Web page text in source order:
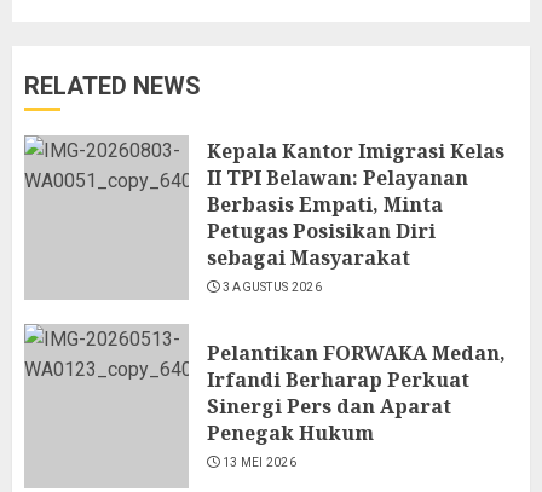
RELATED NEWS
Kepala Kantor Imigrasi Kelas
II TPI Belawan: Pelayanan
Berbasis Empati, Minta
Petugas Posisikan Diri
sebagai Masyarakat
3 AGUSTUS 2026
Pelantikan FORWAKA Medan,
Irfandi Berharap Perkuat
Sinergi Pers dan Aparat
Penegak Hukum
13 MEI 2026